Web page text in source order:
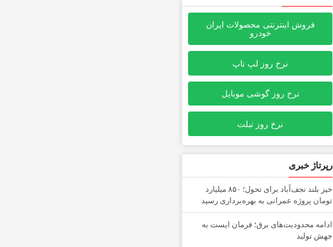
فروش اینترنتی محصولات ایران
خودرو
نرخ روز لپ تاپ
نرخ روز گوشی موبایل
نرخ روز تبلت
رپرتاژ خبری
خیز بلند نجف‌آباد برای تحول؛ ۸۵۰ میلیارد
تومان پروژه عمرانی به بهره‌برداری رسید
ادامه محدودیت‌های برق؛ فرمان ایست به
جهش تولید